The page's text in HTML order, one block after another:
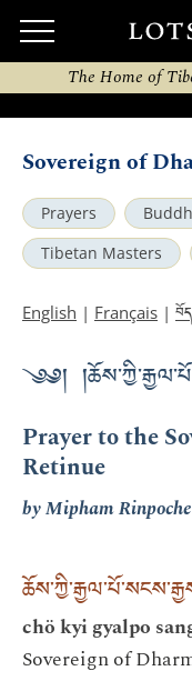
The Home of
Sovereign of
Prayers
Tibetan Masters
English | Français |
༄༅།
Prayer to the
Retinue
by Mipham Rinpoche
chö kyi gyalpo
Sovereign of